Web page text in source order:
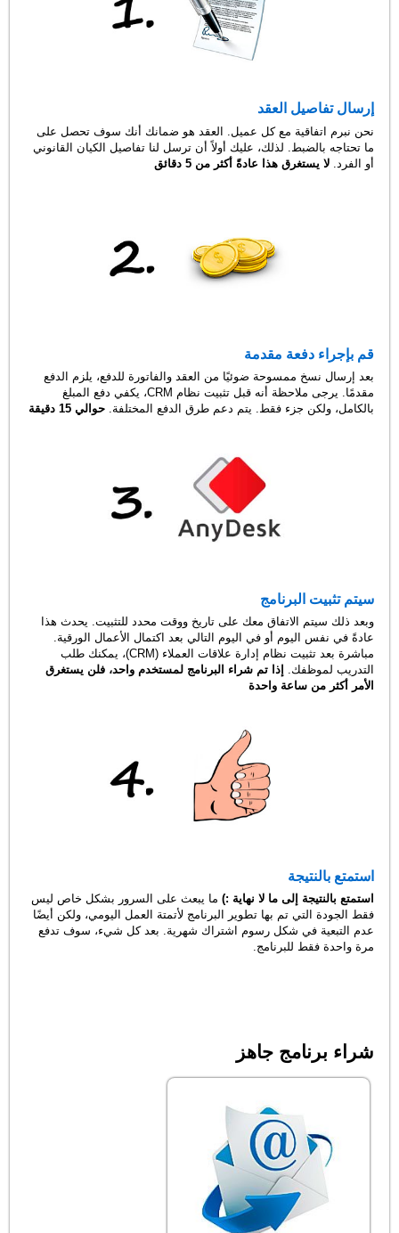
إرسال تفاصيل العقد
نحن نبرم اتفاقية مع كل عميل. العقد هو ضمانك أنك سوف تحصل على
ما تحتاجه بالضبط. لذلك، عليك أولاً أن ترسل لنا تفاصيل الكيان القانوني
أو الفرد.لا يستغرق هذا عادةً أكثر من 5 دقائق
قم بإجراء دفعة مقدمة
بعد إرسال نسخ ممسوحة ضوئيًا من العقد والفاتورة للدفع، يلزم الدفع
مقدمًا. يرجى ملاحظة أنه قبل تثبيت نظام CRM، يكفي دفع المبلغ
بالكامل، ولكن جزء فقط. يتم دعم طرق الدفع المختلفة.حوالي 15 دقيقة
سيتم تثبيت البرنامج
وبعد ذلك سيتم الاتفاق معك على تاريخ ووقت محدد للتثبيت. يحدث هذا
عادةً في نفس اليوم أو في اليوم التالي بعد اكتمال الأعمال الورقية.
مباشرة بعد تثبيت نظام إدارة علاقات العملاء (CRM)، يمكنك طلب
التدريب لموظفك. إذا تم شراء البرنامج لمستخدم واحد، فلن يستغرق
الأمر أكثر من ساعة واحدة
استمتع بالنتيجة
استمتع بالنتيجة إلى ما لا نهاية :) ما يبعث على السرور بشكل خاص ليس
فقط الجودة التي تم بها تطوير البرنامج لأتمتة العمل اليومي، ولكن أيضًا
عدم التبعية في شكل رسوم اشتراك شهرية. بعد كل شيء، سوف تدفع
مرة واحدة فقط للبرنامج.
شراء برنامج جاهز